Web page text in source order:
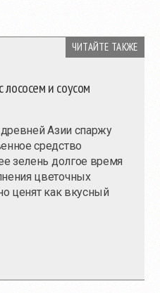
ЧИТАЙТЕ ТАКЖЕ
и соусом
Азии спаржу
средство
зелень долгое время
цветочных
ценят как вкусный